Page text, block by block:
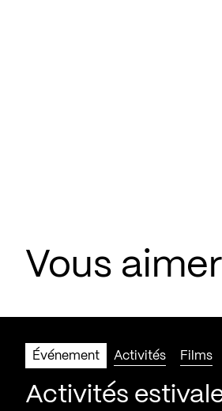
Vous
Événement Activités Films
Activités